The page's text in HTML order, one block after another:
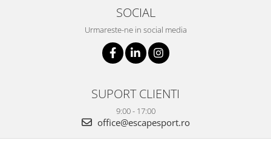
SOCIAL
Urmareste-ne in social media
SUPORT CLIENTI
9:00 - 17:00
office@escapesport.ro